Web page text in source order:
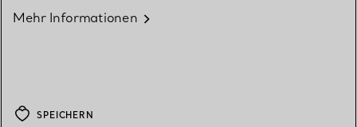
Mehr Informationen
SPEICHERN